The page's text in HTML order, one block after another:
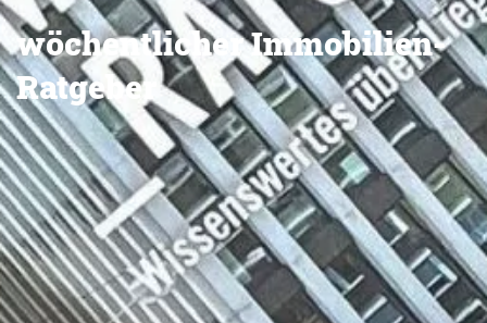
wöchentlicher Immobilien-
Ratgeber